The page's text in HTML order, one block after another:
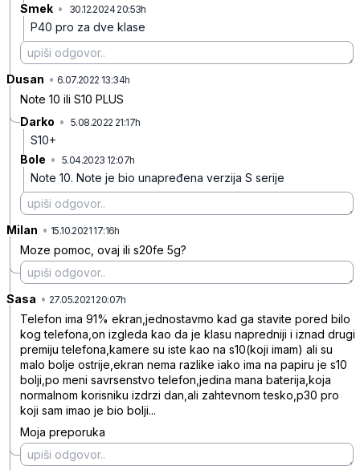
Smek • 30.12.2024 20:53h
P40 pro za dve klase
Dusan • 6.07.2022 13:34h
Note 10 ili S10 PLUS
Darko • 5.08.2022 21:17h
S10+
Bole • 5.04.2023 12:07h
Note 10. Note je bio unapređena verzija S serije
Milan • 15.10.2021 17:16h
Moze pomoc, ovaj ili s20fe 5g?
Sasa • 27.05.2021 20:07h
Telefon ima 91% ekran,jednostavmo kad ga stavite pored bilo
kog telefona,on izgleda kao da je klasu napredniji i iznad drugi
premiju telefona,kamere su iste kao na s10(koji imam) ali su
malo bolje ostrije,ekran nema razlike iako ima na papiru je s10
bolji,po meni savrsenstvo telefon,jedina mana baterija,koja
normalnom korisniku izdrzi dan,ali zahtevnom tesko,p30 pro
koji sam imao je bio bolji...
Moja preporuka